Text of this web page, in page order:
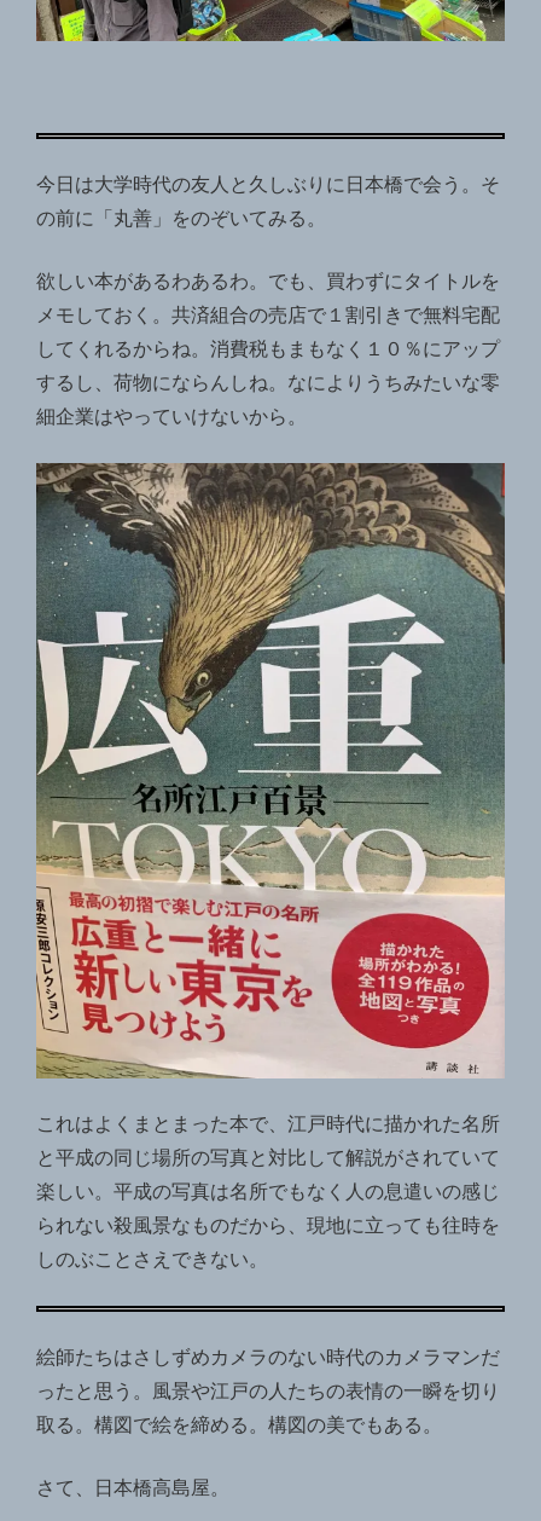
今日は大学時代の友人と久しぶりに日本橋で会う。そ
の前に「丸善」をのぞいてみる。
欲しい本があるわあるわ。でも、買わずにタイトルを
メモしておく。共済組合の売店で１割引きで無料宅配
してくれるからね。消費税もまもなく１０％にアップ
するし、荷物にならんしね。なによりうちみたいな零
細企業はやっていけないから。
これはよくまとまった本で、江戸時代に描かれた名所
と平成の同じ場所の写真と対比して解説がされていて
楽しい。平成の写真は名所でもなく人の息遣いの感じ
られない殺風景なものだから、現地に立っても往時を
しのぶことさえできない。
絵師たちはさしずめカメラのない時代のカメラマンだ
ったと思う。風景や江戸の人たちの表情の一瞬を切り
取る。構図で絵を締める。構図の美でもある。
さて、日本橋高島屋。